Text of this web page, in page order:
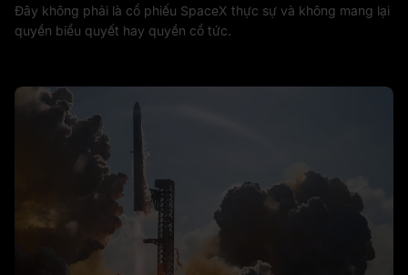
Đây không phải là cổ phiếu SpaceX thực sự và không mang lại
quyền biểu quyết hay quyền cổ tức.